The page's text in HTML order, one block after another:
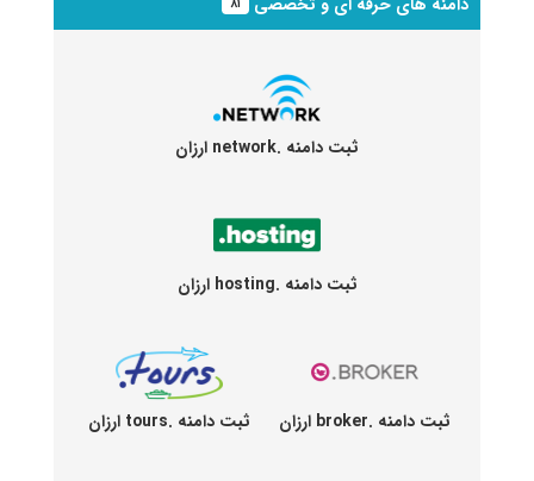
ثبت دامنه .network ارزان
ثبت دامنه .hosting ارزان
ثبت دامنه .broker ارزان ثبت دامنه .tours ارزان